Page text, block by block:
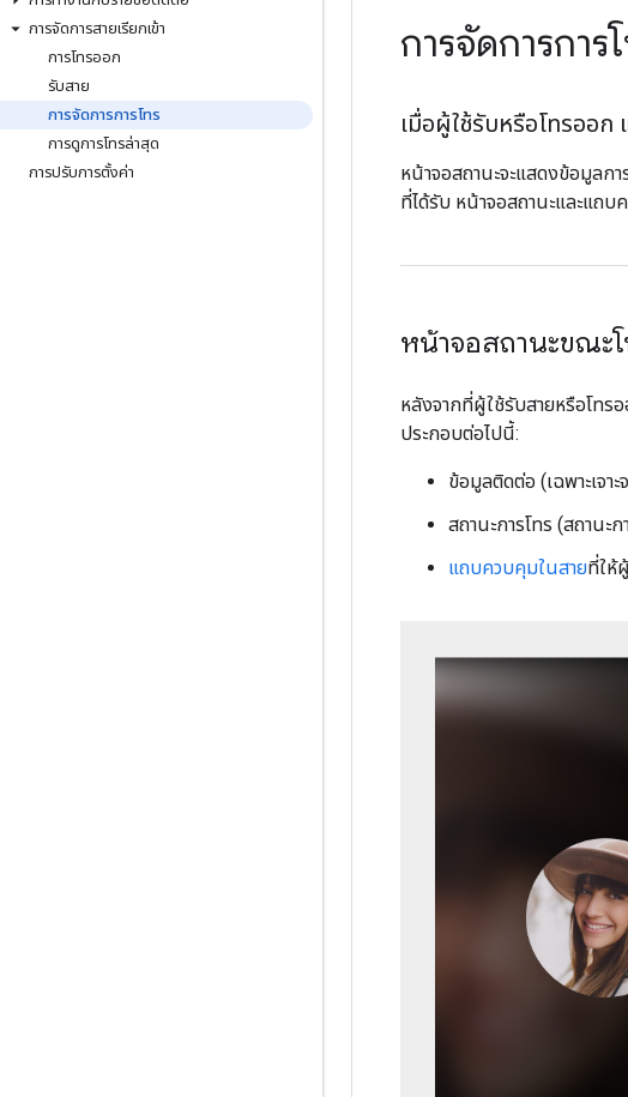
การจัดการสายเรียกเข้า
การโทรออก
รับสาย
การจัดการการโทร
การดูการโทรล่าสุด
การปรับการตั้งค่า
การจัดการการ
เมื่อผู้ใช้รับหรือโทรออ
หน้าจอสถานะจะแสดงข้อมูลก
ที่ได้รับ หน้าจอสถานะและแถบ
หน้าจอสถานะขณะ
หลังจากที่ผู้ใช้รับสายหรือโทร
ประกอบต่อไปนี้:
ข้อมูลติดต่อ (เฉพาะเจ
สถานะการโทร (สถานะก
แถบควบคุมในสายที่ให้